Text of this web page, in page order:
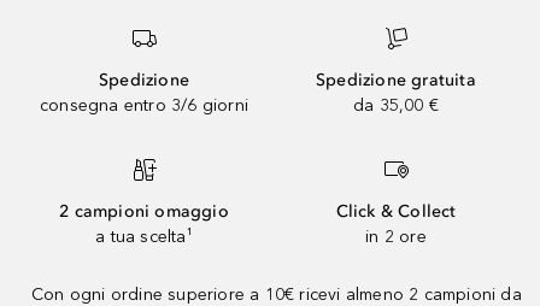
Spedizione
consegna entro 3/6 giorni
Spedizione gratuita
da 35,00 €
2 campioni omaggio
a tua scelta¹
Click & Collect
in 2 ore
Con ogni ordine superiore a 10€ ricevi almeno 2 campioni da